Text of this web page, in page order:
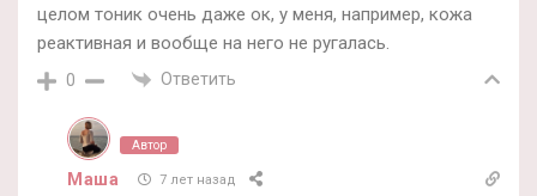
целом тоник очень даже ок, у меня, например, кожа
реактивная и вообще на него не ругалась.
0 Ответить
Автор
Маша 7 лет назад